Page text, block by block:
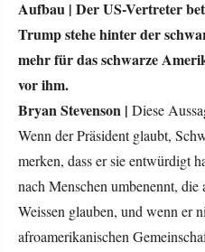
Aufbau | Der US-Vertreter
Trump stehe hinter der
mehr für das schwarze
vor ihm.
Bryan Stevenson |
Diese
Wenn der Präsident glaubt,
merken, dass er sie entwürdigt
nach Menschen umbenennt, die
Weissen glauben, und wenn er
afroamerikanischen